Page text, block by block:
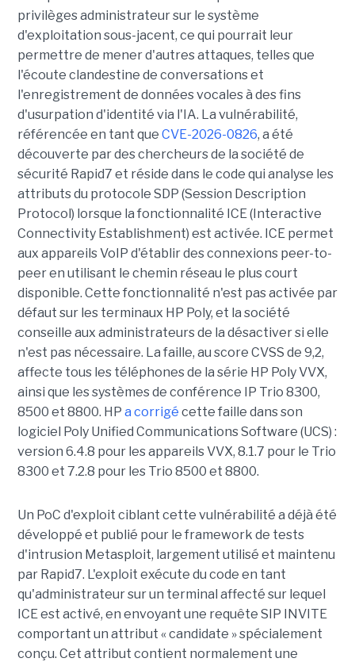
privilèges administrateur sur le système
d'exploitation sous-jacent, ce qui pourrait leur
permettre de mener d'autres attaques, telles que
l'écoute clandestine de conversations et
l'enregistrement de données vocales à des fins
d'usurpation d'identité via l'IA. La vulnérabilité,
référencée en tant que CVE-2026-0826, a été
découverte par des chercheurs de la société de
sécurité Rapid7 et réside dans le code qui analyse les
attributs du protocole SDP (Session Description
Protocol) lorsque la fonctionnalité ICE (Interactive
Connectivity Establishment) est activée. ICE permet
aux appareils VoIP d'établir des connexions peer-to-
peer en utilisant le chemin réseau le plus court
disponible. Cette fonctionnalité n'est pas activée par
défaut sur les terminaux HP Poly, et la société
conseille aux administrateurs de la désactiver si elle
n'est pas nécessaire. La faille, au score CVSS de 9,2,
affecte tous les téléphones de la série HP Poly VVX,
ainsi que les systèmes de conférence IP Trio 8300,
8500 et 8800. HP a corrigé cette faille dans son
logiciel Poly Unified Communications Software (UCS) :
version 6.4.8 pour les appareils VVX, 8.1.7 pour le Trio
8300 et 7.2.8 pour les Trio 8500 et 8800.
Un PoC d'exploit ciblant cette vulnérabilité a déjà été
développé et publié pour le framework de tests
d'intrusion Metasploit, largement utilisé et maintenu
par Rapid7. L'exploit exécute du code en tant
qu'administrateur sur un terminal affecté sur lequel
ICE est activé, en envoyant une requête SIP INVITE
comportant un attribut « candidate » spécialement
conçu. Cet attribut contient normalement une